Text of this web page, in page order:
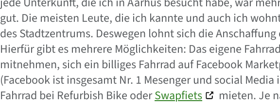
gut. Die meisten Leute, die ich kannte und auch ich
des Stadtzentrums. Deswegen lohnt sich die Anschaffung
Hierfür gibt es mehrere Möglichkeiten: Das eigene
mitnehmen, sich ein billiges Fahrrad auf Facebook
(Facebook ist insgesamt Nr. 1 Mesenger und social
Fahrrad bei Refurbish Bike oderSwapfiets
mieten. Je